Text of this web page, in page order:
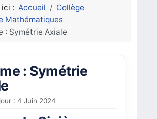
: Accueil
Collège
Mathématiques
: Symétrie Axiale
: Symétrie
: 4 Juin 2024